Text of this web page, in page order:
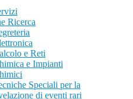
Ricerca
e Reti
e Impianti
Speciali per la
di eventi rari